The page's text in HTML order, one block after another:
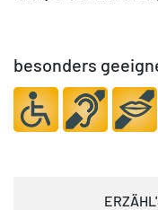
besonders